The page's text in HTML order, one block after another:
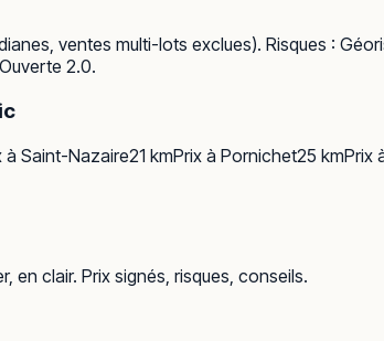
ventes multi-lots exclues). Risques :
2.0.
à Saint-Nazaire21 kmPrix à Pornichet25 kmPrix
en clair. Prix signés, risques, conseils.